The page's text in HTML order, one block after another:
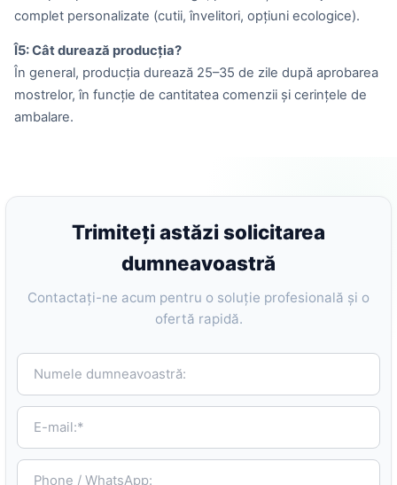
complet personalizate (cutii, învelitori, opțiuni ecologice).
Î5: Cât durează producția?
În general, producția durează 25–35 de zile după aprobarea
mostrelor, în funcție de cantitatea comenzii și cerințele de
ambalare.
Trimiteți astăzi solicitarea
dumneavoastră
Contactați-ne acum pentru o soluție profesională și o
ofertă rapidă.
Numele dumneavoastră:
E-mail:*
Phone / WhatsApp: